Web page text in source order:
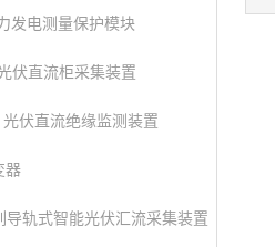
发电测量保护模块
伏直流柜采集装置
伏直流绝缘监测装置
器
导轨式智能光伏汇流采集装置